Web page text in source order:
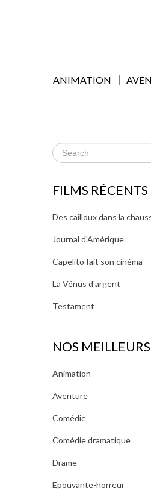
ANIMATION
FILMS RÉCENTS
Des cailloux dans la
Journal d'Amérique
Capelito fait son cinéma
La Vénus d'argent
Testament
NOS
Animation
Aventure
Comédie
Comédie dramatique
Drame
Epouvante-horreur